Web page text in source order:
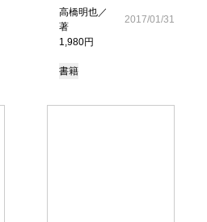
高橋明也／
著
1,980円
2017/01/31
書籍